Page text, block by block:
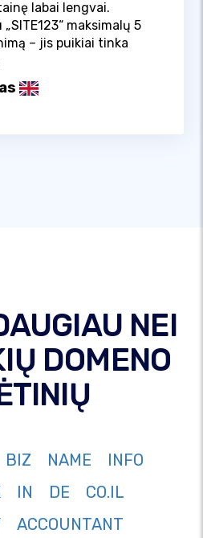
labai lengvai.
maksimalų 5
– jis puikiai tinka
NEI
DOMENO
BIZ NAME
INFO
IN DE
CO.IL
ACCOUNTANT